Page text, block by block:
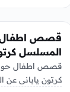
قصص اطفال
المسلسل
قصص اطفال حول
كرتون يابانى عن